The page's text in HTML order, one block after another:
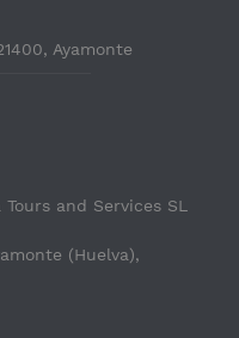
Ayamonte
and Services SL
(Huelva),